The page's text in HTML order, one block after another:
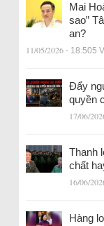
Mai
sao”
an?
11/05/2026 - 18.505
Đẩy
quyền
17/06/
Thanh
chất
16/06/
Hàng